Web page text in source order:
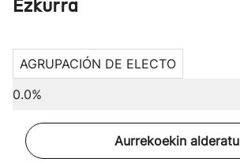
Ezkurra
AGRUPACIÓN DE ELECTO
0.0%
Aurrekoekin alderatu